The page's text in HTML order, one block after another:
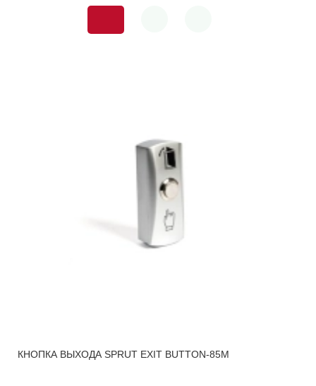
КНОПКА ВЫХОДА SPRUT EXIT BUTTON-85M